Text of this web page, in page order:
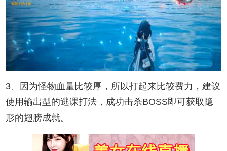
3、因为怪物血量比较厚，所以打起来比较费力，建议
使用输出型的逃课打法，成功击杀BOSS即可获取隐
形的翅膀成就。